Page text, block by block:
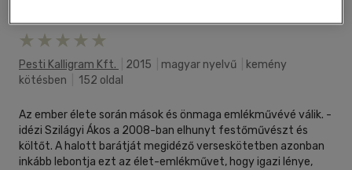
Pesti Kalligram Kft. 2015 magyar nyelvű
kemény
kötésben
152 oldal
Az ember élete során mások és önmaga emlékművévé válik. -
idézi Szilágyi Ákos a 2008-ban elhunyt festőművészt és
költőt. A halott barátját megidéző verseskötetben azonban
inkább lebontja ezt az élet-emlékművet, hogy igazi lénye,